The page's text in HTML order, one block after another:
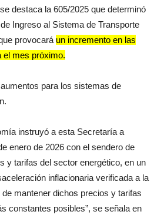
destaca la 605/2025 que determinó
Ingreso al Sistema de Transporte
provocará un incremento en las
el mes próximo.
para los sistemas de
instruyó a esta Secretaría a
enero de 2026 con el sendero de
y tarifas del sector energético, en un
inflacionaria verificada a la
mantener dichos precios y tarifas
constantes posibles”, se señala en